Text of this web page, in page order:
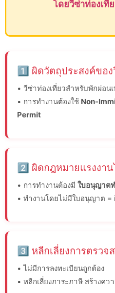
1️⃣ ผิดวัตถุประสงค์ขอ
• วีซ่าท่องเที่ยวสำหรับพักผ่อน
• การทำงานต้องใช้ Non-
Permit
2️⃣ ผิดกฎหมายแรงงาน
• การทำงานต้องมี ใบอนุญาต
• ทำงานโดยไม่มีใบอนุญาต =
3️⃣ หลีกเลี่ยงการตรวจ
• ไม่มีการลงทะเบียนถูกต้อง
• หลีกเลี่ยงภาระภาษี สร้างคว